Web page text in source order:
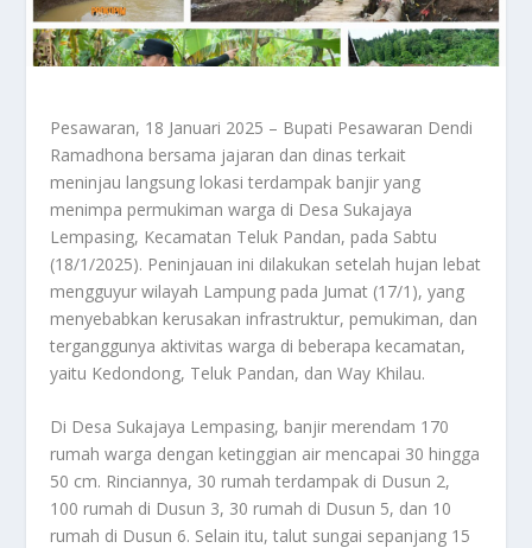
Pesawaran, 18 Januari 2025 – Bupati Pesawaran Dendi
Ramadhona bersama jajaran dan dinas terkait
meninjau langsung lokasi terdampak banjir yang
menimpa permukiman warga di Desa Sukajaya
Lempasing, Kecamatan Teluk Pandan, pada Sabtu
(18/1/2025). Peninjauan ini dilakukan setelah hujan lebat
mengguyur wilayah Lampung pada Jumat (17/1), yang
menyebabkan kerusakan infrastruktur, pemukiman, dan
terganggunya aktivitas warga di beberapa kecamatan,
yaitu Kedondong, Teluk Pandan, dan Way Khilau.
Di Desa Sukajaya Lempasing, banjir merendam 170
rumah warga dengan ketinggian air mencapai 30 hingga
50 cm. Rinciannya, 30 rumah terdampak di Dusun 2,
100 rumah di Dusun 3, 30 rumah di Dusun 5, dan 10
rumah di Dusun 6. Selain itu, talut sungai sepanjang 15